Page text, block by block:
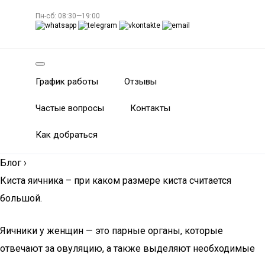
Пн-сб: 08:30—19:00
График работы Отзывы
Частые вопросы Контакты
Как добраться
Блог ›
Киста яичника – при каком размере киста считается
большой.
Яичники у женщин — это парные органы, которые
отвечают за овуляцию, а также выделяют необходимые